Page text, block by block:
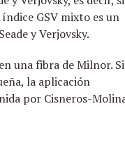
GSV mixto es un
y Verjovsky.
una fibra de Milnor.
la aplicación
por Cisneros-